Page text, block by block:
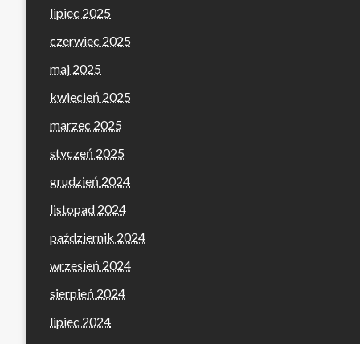
lipiec 2025
czerwiec 2025
maj 2025
kwiecień 2025
marzec 2025
styczeń 2025
grudzień 2024
listopad 2024
październik 2024
wrzesień 2024
sierpień 2024
lipiec 2024